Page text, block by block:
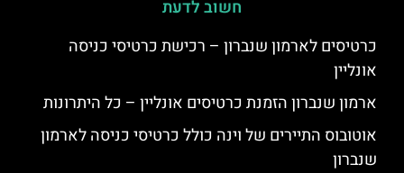
חשוב לדעת
כרטיסים לארמון שנברון – רכישת כרטיסי כניסה
אונליין
ארמון שנברון הזמנת כרטיסים אונליין – כל היתרונות
אוטובוס התיירים של וינה כולל כרטיסי כניסה לארמון
שנברון